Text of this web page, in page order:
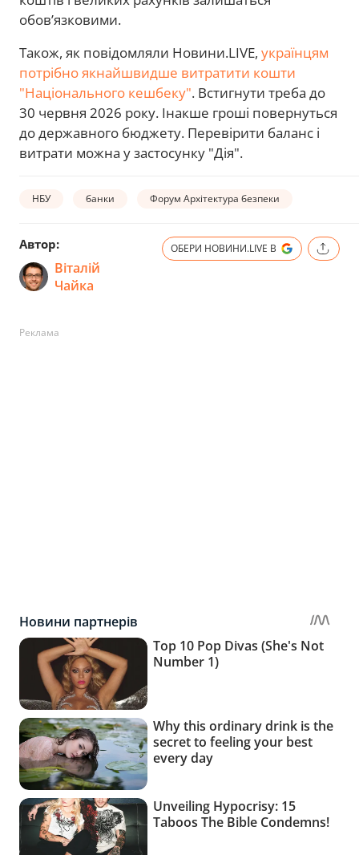
обов’язковими.
Також, як повідомляли Новини.LIVE, українцям
потрібно якнайшвидше витратити кошти
"Національного кешбеку". Встигнути треба до
30 червня 2026 року. Інакше гроші повернуться
до державного бюджету. Перевірити баланс і
витрати можна у застосунку "Дія".
НБУ банки Форум Архітектура безпеки
Автор:
Віталій
Чайка
ОБЕРИ НОВИНИ.LIVE В
Реклама